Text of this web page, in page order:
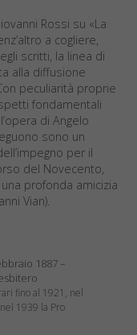
Rossi su «La
a cogliere,
scritti, la linea di
alla diffusione
peculiarità proprie
fondamentali
di Angelo
sono un
per il
del Novecento,
profonda amicizia
Vian).
1887 –
fino al 1921, nel
1939 la Pro